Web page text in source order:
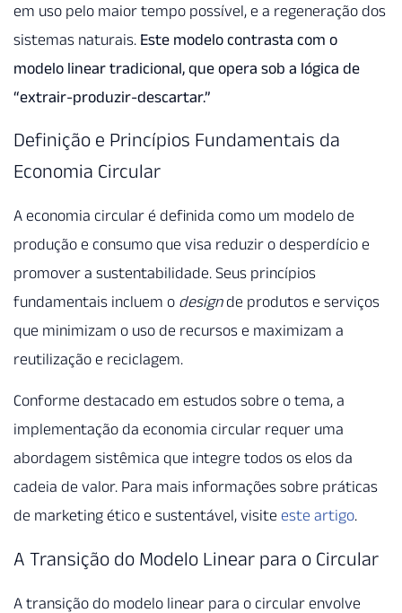
em uso pelo maior tempo possível, e a regeneração dos
sistemas naturais. Este modelo contrasta com o
modelo linear tradicional, que opera sob a lógica de
“extrair-produzir-descartar.”
Definição e Princípios Fundamentais da
Economia Circular
A economia circular é definida como um modelo de
produção e consumo que visa reduzir o desperdício e
promover a sustentabilidade. Seus princípios
fundamentais incluem o designde produtos e serviços
que minimizam o uso de recursos e maximizam a
reutilização e reciclagem.
Conforme destacado em estudos sobre o tema, a
implementação da economia circular requer uma
abordagem sistêmica que integre todos os elos da
cadeia de valor. Para mais informações sobre práticas
de marketing ético e sustentável, visite este artigo.
A Transição do Modelo Linear para o Circular
A transição do modelo linear para o circular envolve